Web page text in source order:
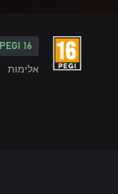
‎PEGI 16‎
אלימות